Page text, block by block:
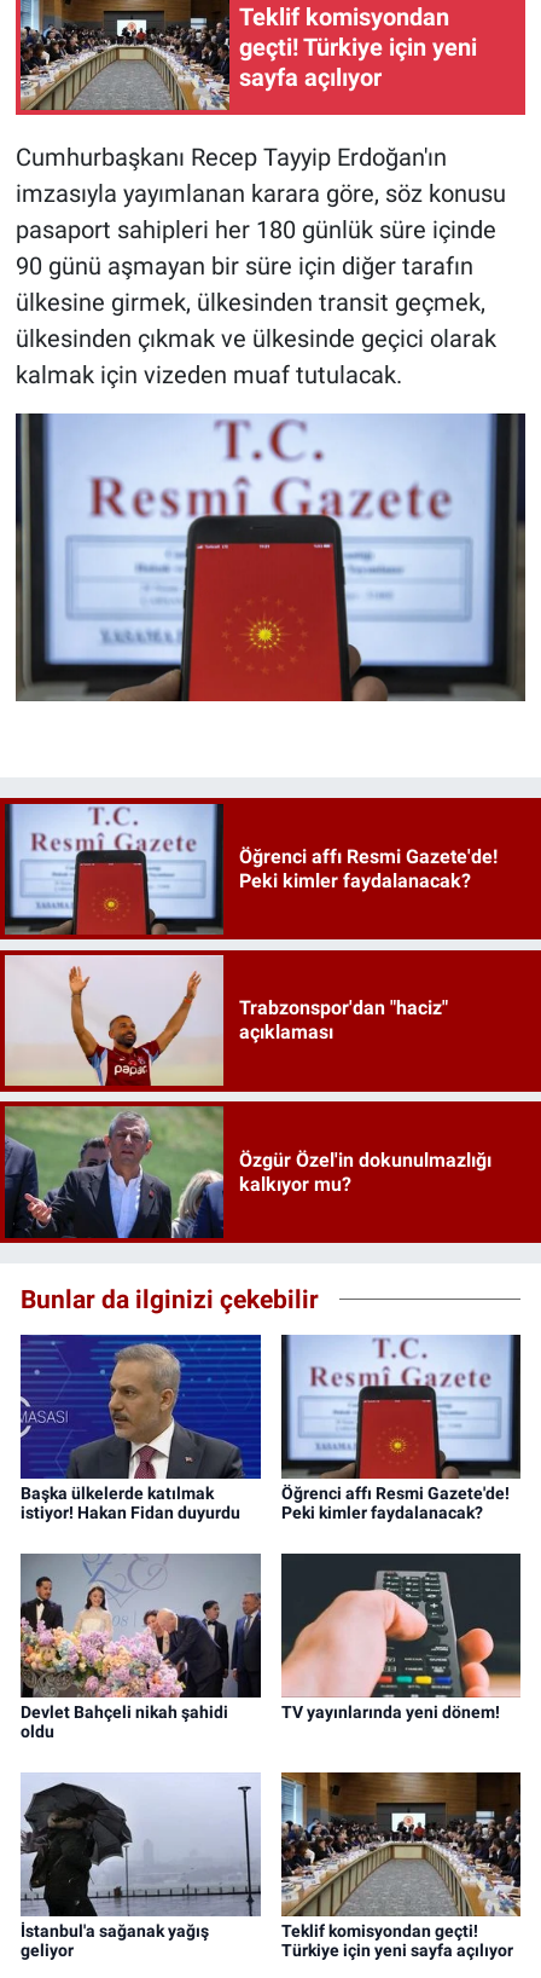
Teklif komisyondan
geçti! Türkiye için yeni
sayfa açılıyor
Cumhurbaşkanı Recep Tayyip Erdoğan'ın
imzasıyla yayımlanan karara göre, söz konusu
pasaport sahipleri her 180 günlük süre içinde
90 günü aşmayan bir süre için diğer tarafın
ülkesine girmek, ülkesinden transit geçmek,
ülkesinden çıkmak ve ülkesinde geçici olarak
kalmak için vizeden muaf tutulacak.
Öğrenci affı Resmi Gazete'de!
Peki kimler faydalanacak?
Trabzonspor'dan "haciz"
açıklaması
Özgür Özel'in dokunulmazlığı
kalkıyor mu?
Bunlar da ilginizi çekebilir
Başka ülkelerde katılmak
istiyor! Hakan Fidan duyurdu
Öğrenci affı Resmi Gazete'de!
Peki kimler faydalanacak?
Devlet Bahçeli nikah şahidi
oldu
TV yayınlarında yeni dönem!
İstanbul'a sağanak yağış
geliyor
Teklif komisyondan geçti!
Türkiye için yeni sayfa açılıyor